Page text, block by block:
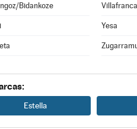
Bidankoze Villafranca
Yesa
Estella